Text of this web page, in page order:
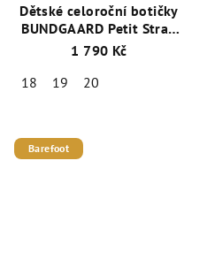
Dětské celoroční botičky
BUNDGAARD Petit Strap
BG101068-726 Tmavě
1 790 Kč
18
19 20
Barefoot